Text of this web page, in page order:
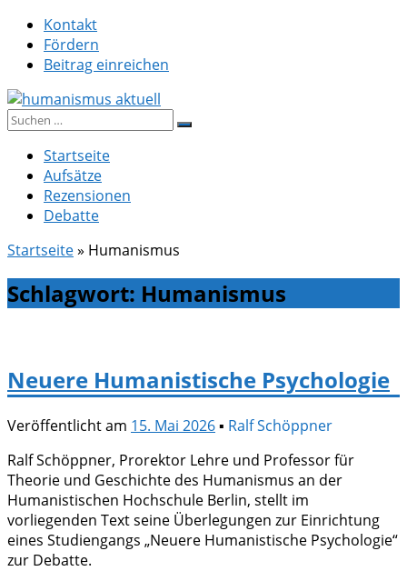
Zum
Inhalt
springen
Kontakt
Fördern
Beitrag einreichen
humanismus aktuell
Suche
Startseite
Aufsätze
Rezensionen
Debatte
Startseite» Humanismus
Schlagwort: Humanismus
Neuere Humanistische Psychologie
Veröffentlicht am 15. Mai 2026▪ Ralf Schöppner
Ralf Schöppner, Prorektor Lehre und Professor für
Theorie und Geschichte des Humanismus an der
Humanistischen Hochschule Berlin, stellt im
vorliegenden Text seine Überlegungen zur Einrichtung
eines Studiengangs „Neuere Humanistische Psychologie“
zur Debatte.